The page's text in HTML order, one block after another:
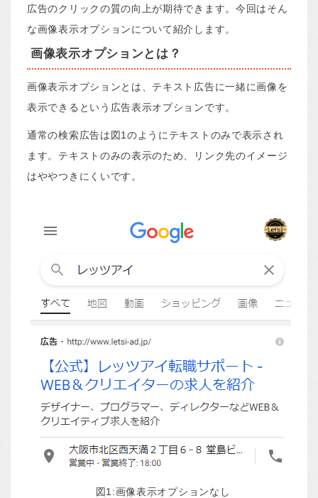
広告のクリックの質の向上が期待できます。今回はそん
な画像表示オプションについて紹介します。
画像表示オプションとは？
画像表示オプションとは、テキスト広告に一緒に画像を
表示できるという広告表示オプションです。
通常の検索広告は図1のようにテキストのみで表示され
ます。テキストのみの表示のため、リンク先のイメージ
はややつきにくいです。
図1:画像表示オプションなし